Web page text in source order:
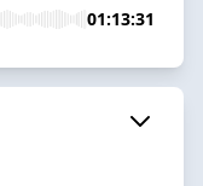
01:13:31